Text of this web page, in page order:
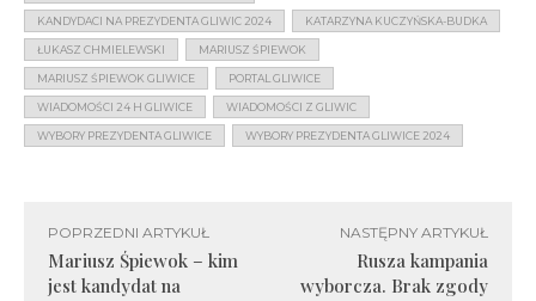
KANDYDACI NA PREZYDENTA GLIWIC 2024 KATARZYNA KUCZYŃSKA-BUDKA
ŁUKASZ CHMIELEWSKI MARIUSZ ŚPIEWOK
MARIUSZ ŚPIEWOK GLIWICE PORTAL GLIWICE
WIADOMOŚCI 24 H GLIWICE WIADOMOŚCI Z GLIWIC
WYBORY PREZYDENTA GLIWICE WYBORY PREZYDENTA GLIWICE 2024
POPRZEDNI ARTYKUŁ
Mariusz Śpiewok – kim
jest kandydat na
NASTĘPNY ARTYKUŁ
Rusza kampania
wyborcza. Brak zgody